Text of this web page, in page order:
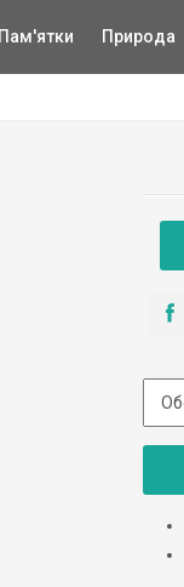
Пам'ятки Природа